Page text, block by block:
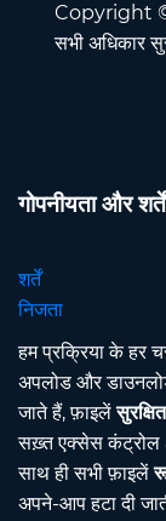
Copyright
सभी अधिकार
गोपनीयता और शर्तें
शर्तें
निजता
हम प्रक्रिया के हर
अपलोड और
जाते हैं, फ़ाइलें
सख़्त एक्सेस कंट्रोल
साथ ही सभी फ़ाइलें
अपने-आप हटा दी